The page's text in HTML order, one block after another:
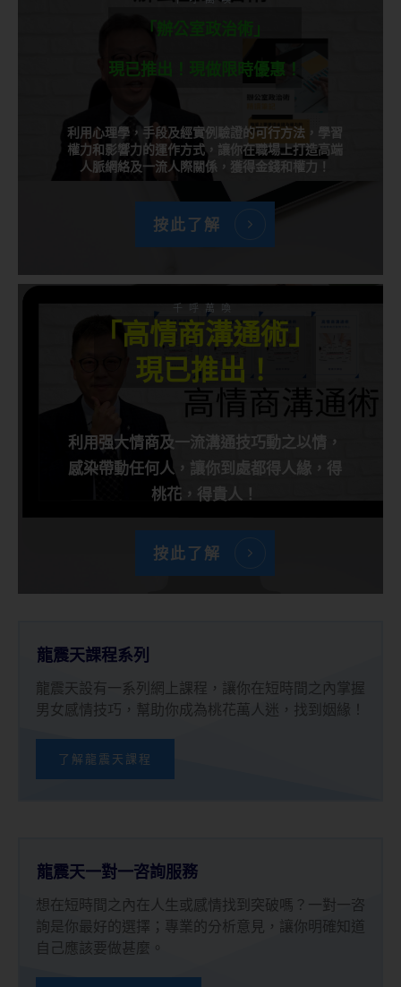
「辦公室政治術」
現已推出！現做限時優惠！
利用心理學，手段及經實例驗證的可行方法，學習
權力和影響力的運作方式，讓你在職場上打造高端
人脈網絡及一流人際關係，獲得金錢和權力！
按此了解
千呼萬喚
「高情商溝通術」
現已推出！
利用强大情商及一流溝通技巧動之以情，
感染帶動任何人，讓你到處都得人緣，得
桃花，得貴人！
按此了解
龍震天課程系列
龍震天設有一系列網上課程，讓你在短時間之內掌握
男女感情技巧，幫助你成為桃花萬人迷，找到姻緣！
了解龍震天課程
龍震天一對一咨詢服務
想在短時間之內在人生或感情找到突破嗎？一對一咨
詢是你最好的選擇；專業的分析意見，讓你明確知道
自己應該要做甚麼。